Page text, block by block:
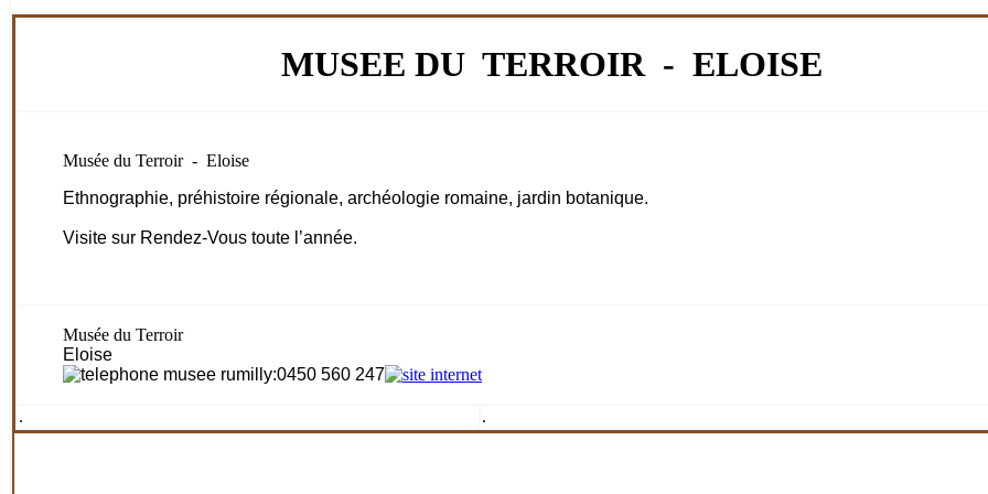
MUSEE DU TERROIR - ELOISE
Musée du Terroir - Eloise
Ethnographie, préhistoire régionale, archéologie romaine, jardin botanique.
Visite sur Rendez-Vous toute l’année.
Musée du Terroir
Eloise
:0450 560 247
. .